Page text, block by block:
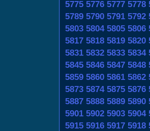
5775 5776 5777 5778
5789 5790 5791 5792
5803 5804 5805 5806
5817 5818 5819 5820
5831 5832 5833 5834
5845 5846 5847 5848
5859 5860 5861 5862
5873 5874 5875 5876
5887 5888 5889 5890
5901 5902 5903 5904
5915 5916 5917 5918